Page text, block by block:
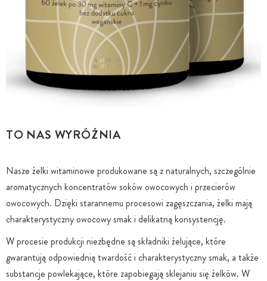
TO NAS WYRÓŻNIA
Nasze żelki witaminowe produkowane są z naturalnych, szczególnie
aromatycznych koncentratów soków owocowych i przecierów
owocowych. Dzięki starannemu procesowi zagęszczania, żelki mają
charakterystyczny owocowy smak i delikatną konsystencję.
W procesie produkcji niezbędne są składniki żelujące, które
gwarantują odpowiednią twardość i charakterystyczny smak, a także
substancje powlekające, które zapobiegają sklejaniu się żelków. W